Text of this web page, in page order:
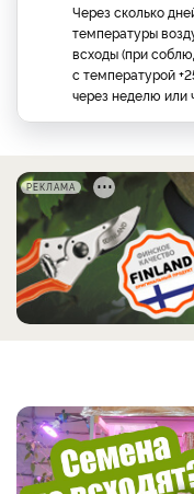
Через сколько
температуры
всходы (при
с температурой
через неделю или
РЕКЛАМА